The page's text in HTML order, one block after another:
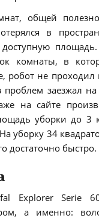
общей
в
комнаты, в
робот не
проблем заезжал
на сайте
уборки до 3
уборку 34
достаточно быстро.
Explorer Serie
а именно: